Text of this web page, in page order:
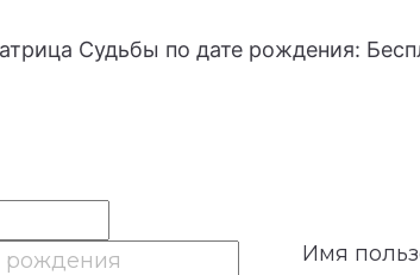
Судьбы по дате рождения:
Имя